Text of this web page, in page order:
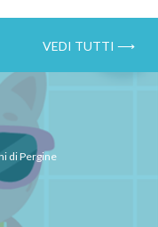
VEDI TUTTI ⟶
di Pergine